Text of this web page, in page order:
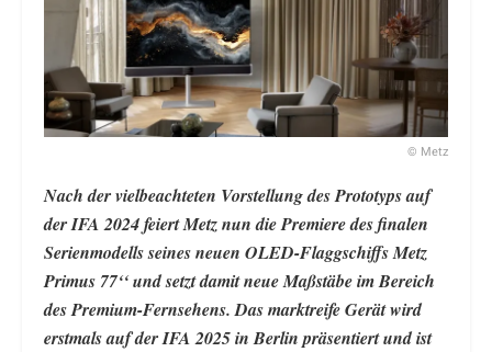
© Metz
Nach der vielbeachteten Vorstellung des Prototyps auf
der IFA 2024 feiert Metz nun die Premiere des finalen
Serienmodells seines neuen OLED-Flaggschiffs Metz
Primus 77‘‘ und setzt damit neue Maßstäbe im Bereich
des Premium-Fernsehens. Das marktreife Gerät wird
erstmals auf der IFA 2025 in Berlin präsentiert und ist